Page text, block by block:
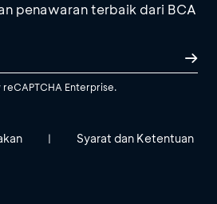
penawaran terbaik dari BCA
Enterprise.
| Syarat dan Ketentuan